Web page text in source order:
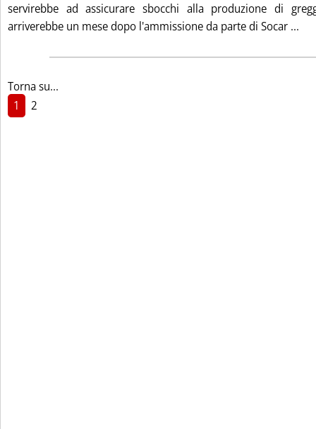
servirebbe ad assicurare sbocchi alla produzione di
arriverebbe un mese dopo l'ammissione da parte di Socar ...
Torna su...
1
2